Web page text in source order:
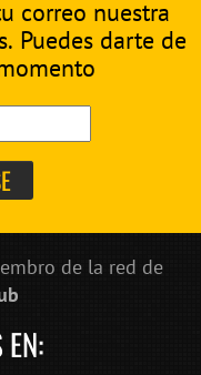
correo nuestra
Puedes darte de
de la red de